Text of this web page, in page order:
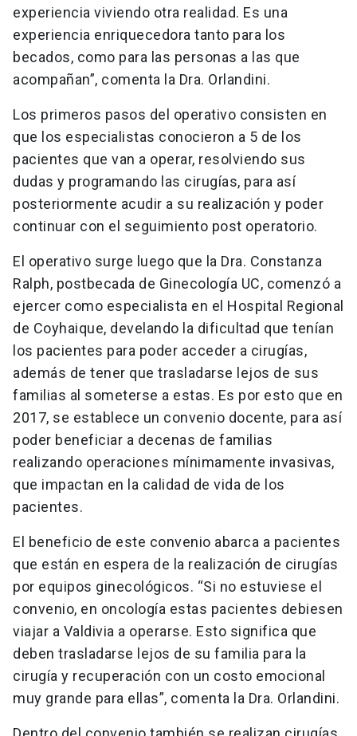
experiencia viviendo otra realidad. Es una
experiencia enriquecedora tanto para los
becados, como para las personas a las que
acompañan”, comenta la Dra. Orlandini.
Los primeros pasos del operativo consisten en
que los especialistas conocieron a 5 de los
pacientes que van a operar, resolviendo sus
dudas y programando las cirugías, para así
posteriormente acudir a su realización y poder
continuar con el seguimiento post operatorio.
El operativo surge luego que la Dra. Constanza
Ralph, postbecada de Ginecología UC, comenzó a
ejercer como especialista en el Hospital Regional
de Coyhaique, develando la dificultad que tenían
los pacientes para poder acceder a cirugías,
además de tener que trasladarse lejos de sus
familias al someterse a estas. Es por esto que en
2017, se establece un convenio docente, para así
poder beneficiar a decenas de familias
realizando operaciones mínimamente invasivas,
que impactan en la calidad de vida de los
pacientes.
El beneficio de este convenio abarca a pacientes
que están en espera de la realización de cirugías
por equipos ginecológicos. “Si no estuviese el
convenio, en oncología estas pacientes debiesen
viajar a Valdivia a operarse. Esto significa que
deben trasladarse lejos de su familia para la
cirugía y recuperación con un costo emocional
muy grande para ellas”, comenta la Dra. Orlandini.